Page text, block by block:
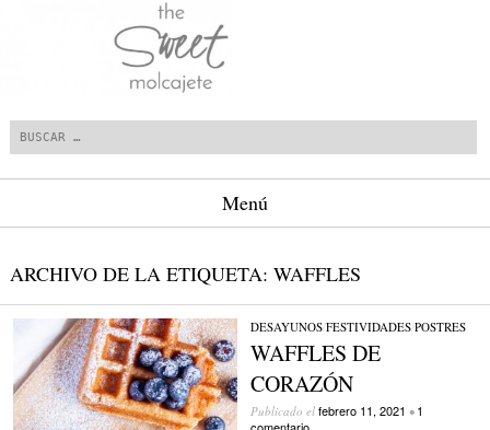
Menú
ARCHIVO DE LA ETIQUETA: WAFFLES
DESAYUNOS/FESTIVIDADES/POSTRES
WAFFLES DE
CORAZÓN
Publicado el febrero 11, 2021 • 1
comentario